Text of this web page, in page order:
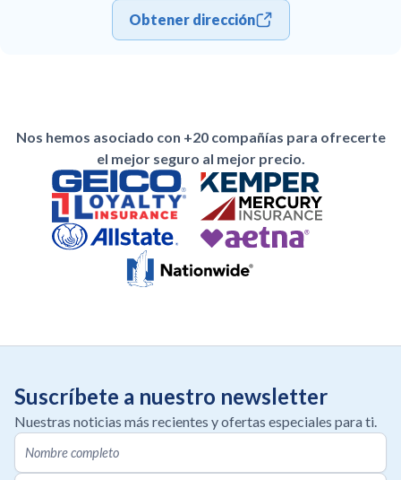
Obtener dirección
Nos hemos asociado con +20 compañías para ofrecerte
el mejor seguro al mejor precio.
Suscríbete a nuestro newsletter
Nuestras noticias más recientes y ofertas especiales para ti.